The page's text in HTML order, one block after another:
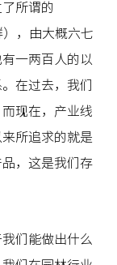
所谓的
，由大概六七
一两百人的以
在过去，我们
现在，产业线
所追求的就是
，这是我们存
们能做出什么